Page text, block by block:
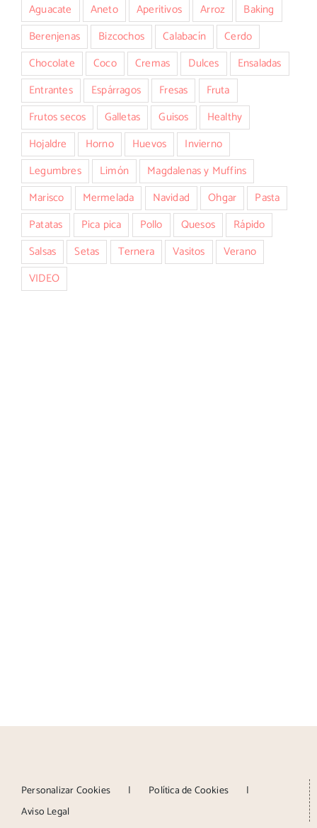
Aguacate Aneto Aperitivos Arroz
Baking
Berenjenas
Bizcochos Calabacín
Cerdo
Chocolate
Coco Cremas Dulces
Ensaladas
Entrantes
Espárragos Fresas
Fruta
Frutos secos
Galletas Guisos
Healthy
Hojaldre
Horno Huevos
Invierno
Legumbres
Limón
Magdalenas y Muffins
Marisco
Mermelada Navidad Ohgar
Pasta
Patatas
Pica pica Pollo Quesos
Rápido
Salsas
Setas Ternera Vasitos
Verano
VIDEO
Personalizar Cookies
Política de Cookies
Aviso Legal